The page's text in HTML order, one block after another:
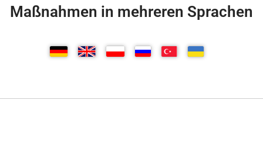
Maßnahmen in mehreren Sprachen